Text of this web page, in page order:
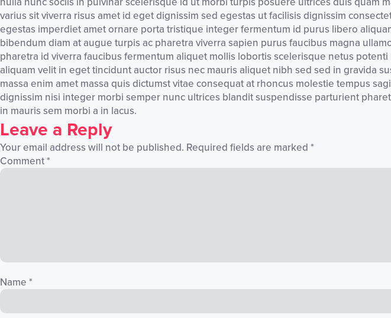
varius sit viverra risus amet id eget dignissim sed egestas ut facilisis dignissim
egestas imperdiet amet ornare porta tristique integer fermentum id purus libero
bibendum diam at augue turpis ac pharetra viverra sapien purus faucibus magna
pharetra id viverra faucibus fermentum aliquet mollis lobortis scelerisque netus
aliquam velit in eget tincidunt auctor risus nec mauris aliquet nibh sed sed in gravida
massa enim amet massa quis dictumst vitae consequat at rhoncus molestie tempus
dignissim nisi integer morbi semper nunc ultrices blandit suspendisse parturient
in mauris sem morbi a in lacus.
Leave a Reply
Your email address will not be published. Required fields are marked *
Comment*
Name *